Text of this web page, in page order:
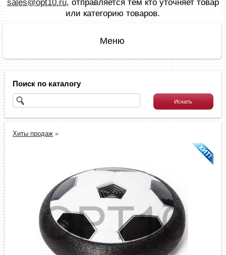
sales@opt10.ru, отправляется тем кто уточняет товар
или категорию товаров.
Поиск по каталогу
Хиты продаж »